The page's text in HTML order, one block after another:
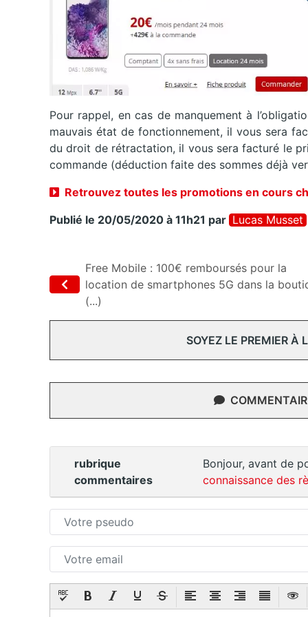
Pour rappel, en cas de manquement à
mauvais état de fonctionnement, il vous sera
du droit de rétractation, il vous sera facturé le
commande (déduction faite des sommes déjà
Retrouvez toutes les promotions en cours
Publié le 20/05/2020 à 11h21 par Lucas Musset
Free Mobile : 100€ remboursés pour la
location de smartphones 5G dans la
(...)
SOYEZ LE PREMIER À
rubrique
commentaires
Bonjour, avant de
connaissance des